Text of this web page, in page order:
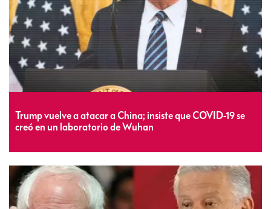
Trump vuelve a atacar a China; insiste que COVID-19 se
creó en un laboratorio de Wuhan